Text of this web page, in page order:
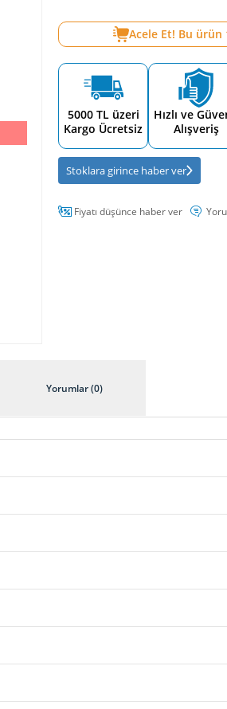
Acele Et! Bu ürün
5000 TL üzeri
Kargo Ücretsiz
Hızlı ve
Alışveriş
Stoklara girince haber ver
Fiyatı düşünce haber ver
Yorumlar (0)